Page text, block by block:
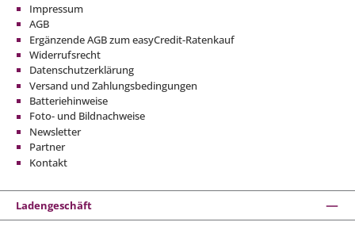
Impressum
AGB
Ergänzende AGB zum easyCredit-Ratenkauf
Widerrufsrecht
Datenschutzerklärung
Versand und Zahlungsbedingungen
Batteriehinweise
Foto- und Bildnachweise
Newsletter
Partner
Kontakt
Ladengeschäft